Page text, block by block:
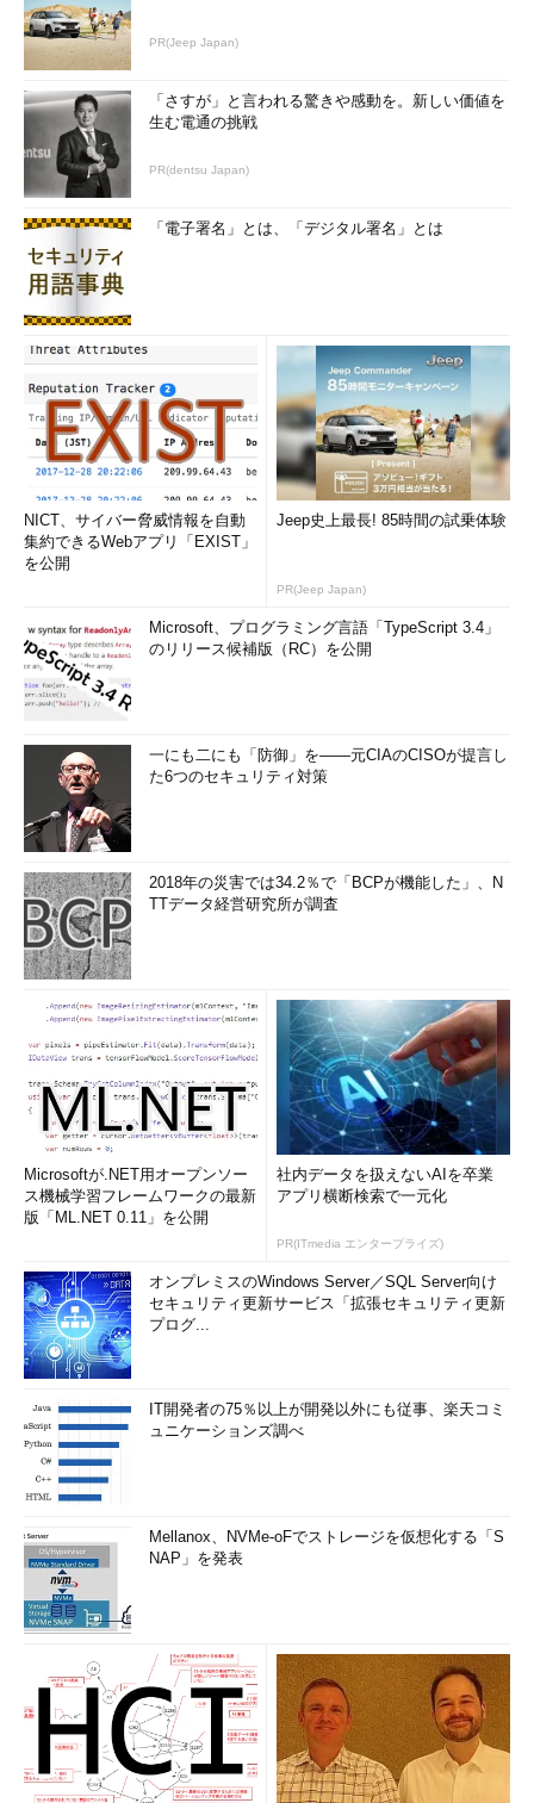
PR(Jeep Japan)
「さすが」と言われる驚きや感動を。新しい価値を
生む電通の挑戦
PR(dentsu Japan)
「電子署名」とは、「デジタル署名」とは
NICT、サイバー脅威情報を自動
集約できるWebアプリ「EXIST」
を公開
Jeep史上最長! 85時間の試乗体験
PR(Jeep Japan)
Microsoft、プログラミング言語「TypeScript 3.4」
のリリース候補版（RC）を公開
一にも二にも「防御」を――元CIAのCISOが提言し
た6つのセキュリティ対策
2018年の災害では34.2％で「BCPが機能した」、N
TTデータ経営研究所が調査
Microsoftが.NET用オープンソー
ス機械学習フレームワークの最新
版「ML.NET 0.11」を公開
社内データを扱えないAIを卒業
アプリ横断検索で一元化
PR(ITmedia エンタープライズ)
オンプレミスのWindows Server／SQL Server向け
セキュリティ更新サービス「拡張セキュリティ更新
プログ...
IT開発者の75％以上が開発以外にも従事、楽天コミ
ュニケーションズ調べ
Mellanox、NVMe-oFでストレージを仮想化する「S
NAP」を発表